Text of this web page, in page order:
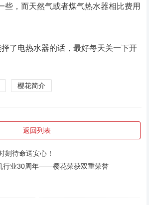
些，而天然气或者煤气热水器相比费用
电热水器的话，最好每天关一下开
樱花简介
返回列表
刻待命送安心！
行业30周年——樱花荣获双重荣誉